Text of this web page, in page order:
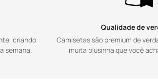
criando
semana.
Qualidade de
Camisetas são premium de
muita blusinha que você